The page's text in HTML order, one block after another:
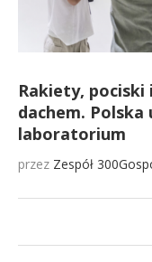
Rakiety,
dachem.
laboratorium
przez Zespół